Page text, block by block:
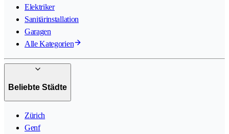
Elektriker
Sanitärinstallation
Garagen
Alle Kategorien
Beliebte Städte
Zürich
Genf